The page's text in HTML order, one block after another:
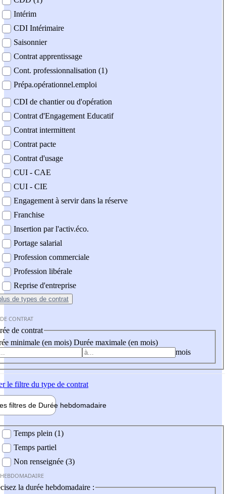
Intérim
CDI Intérimaire
Saisonnier
Contrat apprentissage
Cont. professionnalisation (1)
Prépa.opérationnel.emploi
CDI de chantier ou d'opération
Contrat d'Engagement Educatif
Contrat intermittent
Contrat pacte
Contrat d'usage
CUI - CAE
CUI - CIE
Engagement à servir dans la réserve
Franchise
Insertion par l'activ.éco.
Portage salarial
Profession commerciale
Profession libérale
Reprise d'entreprise
de types de contrat
CONTRAT
de contrat
minimale (en mois) Durée maximale (en mois)
mois
le filtre du type de contrat
filtres de Durée hebdomadaire
Temps plein (1)
Temps partiel
Non renseignée (3)
la durée hebdomadaire :